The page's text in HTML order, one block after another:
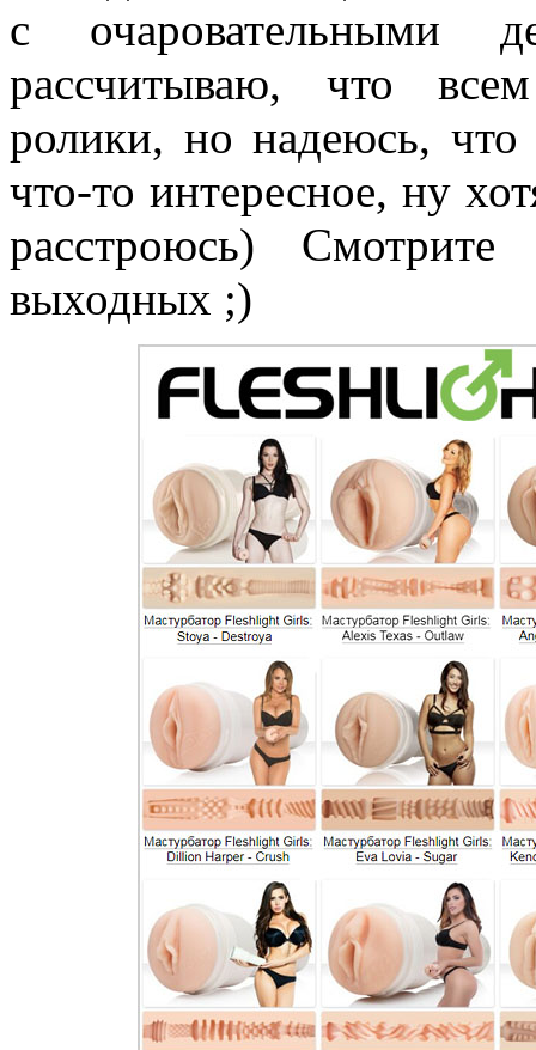
с очаровательными
рассчитываю, что
ролики, но надеюсь, что
что-то интересное, ну
расстроюсь)
выходных ;)